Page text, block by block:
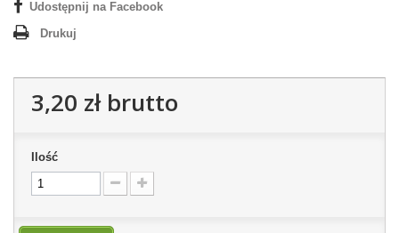
Udostępnij na Facebook
Drukuj
3,20 złbrutto
Ilość